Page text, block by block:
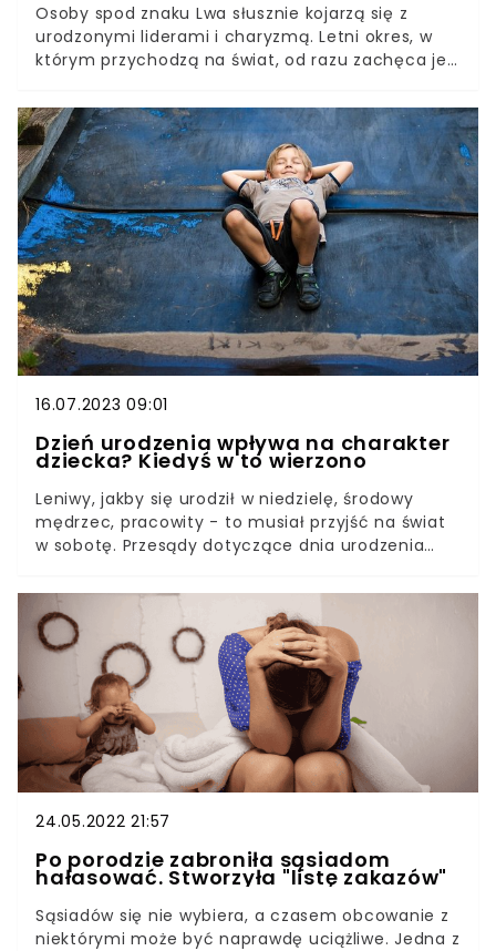
Osoby spod znaku Lwa słusznie kojarzą się z
urodzonymi liderami i charyzmą. Letni okres, w
którym przychodzą na świat, od razu zachęca je
środku wakacji mają wyjątkowe cechy, których
próżno szukać pod innymi gwiazdami.Dziecko
urodzone pod znakiem Lwa przyszło na świat
pomiędzy 23 lipca a 22 sierpnia. Układ gwiazd pod
znakiem Lwa to jedno z najbardziej znanych i
charakterystycznych skupisk gwiazd na nocnym
niebie. jest szczególnie widoczny latem i na
wiosnę na półkuli północnej. Gwiazdozbiór ma
wiele znaczeń i interpretacji w różnych kulturach,
ale zawsze jest związany z królewskim,
majestatycznym charakterem lwa.Czy słusznie?
16.07.2023 09:01
Dzień urodzenia wpływa na charakter
dziecka? Kiedyś w to wierzono
Leniwy, jakby się urodził w niedzielę, środowy
mędrzec, pracowity - to musiał przyjść na świat
w sobotę. Przesądy dotyczące dnia urodzenia
zanim nauczyło się ono chodzić i mówić. Czy
działało? Sprawdźcie sami.Przesądów ciążowych
jest tyle samom, co brzuchów. Dotyczą kształtu
brzucha, cery mamy, dnia zapłodnienia, czy
nawet tego, gdzie mama usiadła tuż przed
rozwiązaniem. Niektóre z nich bywają zabawne.
Dzisiaj opiszemy wam ten dotyczący dnia
urodzenia. Podobno nic tak nie wpływa na
charakter dziecka jak data przyjścia na świat.
24.05.2022 21:57
Po porodzie zabroniła sąsiadom
hałasować. Stworzyła "listę zakazów"
Sąsiadów się nie wybiera, a czasem obcowanie z
niektórymi może być naprawdę uciążliwe. Jedna z